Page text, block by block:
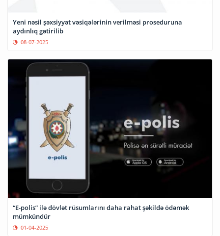
Yeni nəsil şəxsiyyət vəsiqələrinin verilməsi proseduruna
aydınlıq gətirilib
08-07-2025
“E-polis” ilə dövlət rüsumlarını daha rahat şəkildə ödəmək
mümkündür
01-04-2025